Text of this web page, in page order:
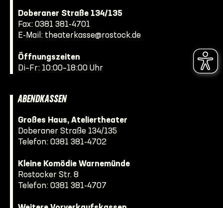
Doberaner Straße 134/135
Fax: 0381 381-4701
E-Mail: theaterkasse@rostock.de
Öffnungszeiten
Di–Fr: 10:00–18:00 Uhr
ABENDKASSEN
Großes Haus, Ateliertheater
Doberaner Straße 134/135
Telefon: 0381 381-4702
Kleine Komödie Warnemünde
Rostocker Str. 8
Telefon: 0381 381-4707